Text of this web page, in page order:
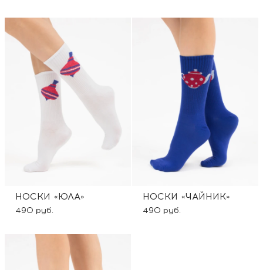
НОСКИ «ЮЛА»
490 руб.
НОСКИ «ЧАЙНИК»
490 руб.